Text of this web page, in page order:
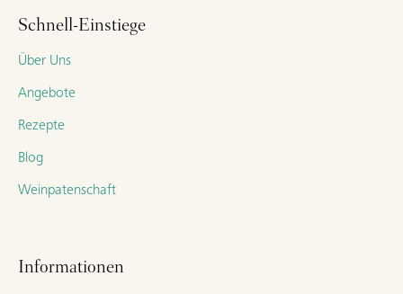
Schnell-Einstiege
Über Uns
Angebote
Rezepte
Blog
Weinpatenschaft
Informationen